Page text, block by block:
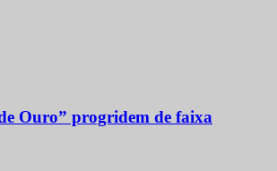
Ouro” progridem de faixa